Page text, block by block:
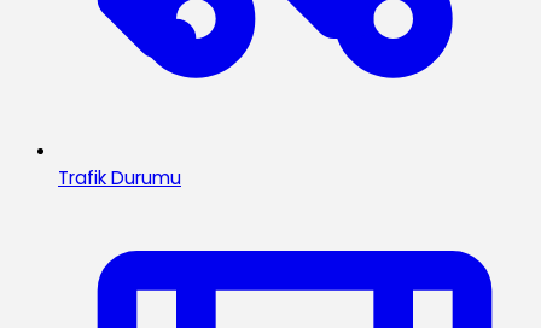
Trafik Durumu